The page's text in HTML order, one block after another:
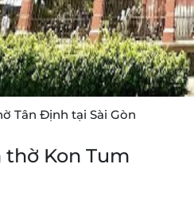
Tân Định tại Sài Gòn
Kon Tum